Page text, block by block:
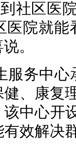
社区医
医院就能
。
服务中
、康复
中心开
效解决